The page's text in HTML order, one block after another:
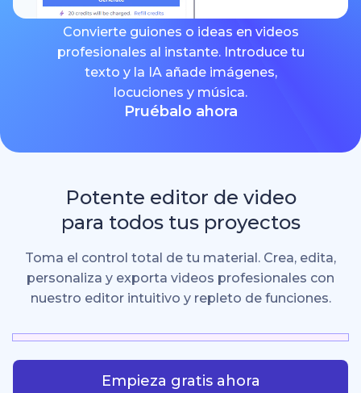
Convierte guiones o ideas en videos
profesionales al instante. Introduce tu
texto y la IA añade imágenes,
locuciones y música.
Pruébalo ahora
Potente editor de video
para todos tus proyectos
Toma el control total de tu material. Crea, edita,
personaliza y exporta videos profesionales con
nuestro editor intuitivo y repleto de funciones.
Empieza gratis ahora